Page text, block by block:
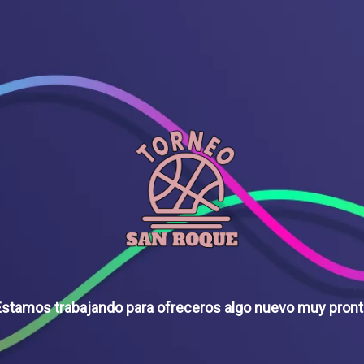
trabajando para ofreceros algo nuevo muy